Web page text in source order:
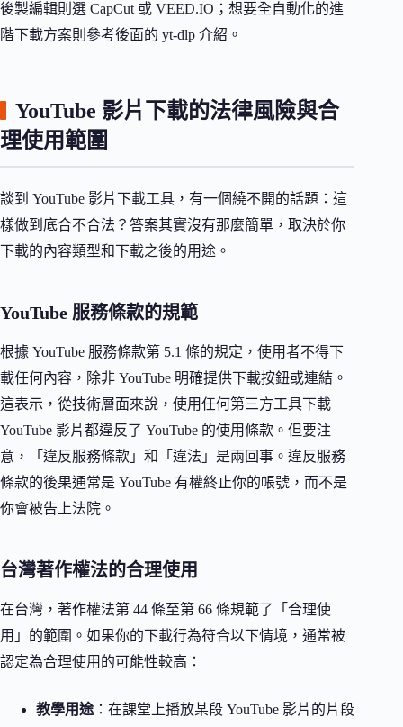
後製編輯則選 CapCut 或 VEED.IO；想要全自動化的進
階下載方案則參考後面的 yt-dlp 介紹。
YouTube 影片下載的法律風險與合
理使用範圍
談到 YouTube 影片下載工具，有一個繞不開的話題：這
樣做到底合不合法？答案其實沒有那麼簡單，取決於你
下載的內容類型和下載之後的用途。
YouTube 服務條款的規範
根據 YouTube 服務條款第 5.1 條的規定，使用者不得下
載任何內容，除非 YouTube 明確提供下載按鈕或連結。
這表示，從技術層面來說，使用任何第三方工具下載
YouTube 影片都違反了 YouTube 的使用條款。但要注
意，「違反服務條款」和「違法」是兩回事。違反服務
條款的後果通常是 YouTube 有權終止你的帳號，而不是
你會被告上法院。
台灣著作權法的合理使用
在台灣，著作權法第 44 條至第 66 條規範了「合理使
用」的範圍。如果你的下載行為符合以下情境，通常被
認定為合理使用的可能性較高：
教學用途 ：在課堂上播放某段 YouTube 影片的片段